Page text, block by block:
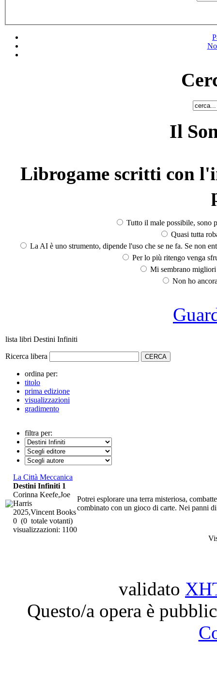
Il
Librogame scritti con
Tutto il male possibile, sono
Quasi tutta
La AI è uno strumento, dipende l'uso che se ne fa. Se non
Per lo più ritengo venga
Mi sembrano
Non ho
lista libri Destini Infiniti
Ricerca libera
ordina per:
titolo
prima edizione
visualizzazioni
gradimento
filtra per:
La Città Meccanica
Potrei esplorare una terra misteriosa,
combinato con un gioco di carte. Nei panni
Destini Infiniti 1
Corinna Keefe,Joe
Harris
2025,Vincent Books
0 (0 totale votanti)
visualizzazioni: 1100
validato
Questo/a opera è